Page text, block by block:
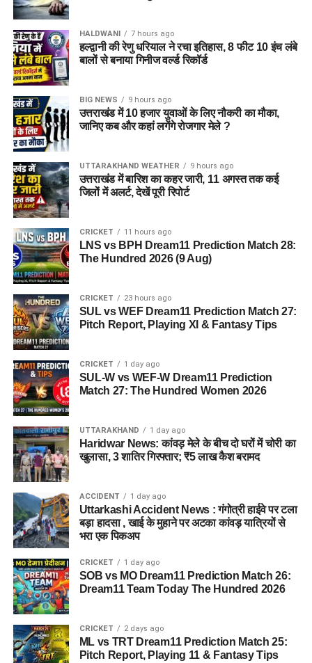
HALDWANI 7 hours ago
हल्द्वानी की रेणु धरियाल ने रचा इतिहास, 8 फीट 10 इंच लंबे
बालों से बनाया गिनीज वर्ल्ड रिकॉर्ड
BIG NEWS 9 hours ago
उत्तराखंड में 10 हजार युवाओं के लिए नौकरी का मौका,
जानिए कब और कहां लगेंगे रोजगार मेले ?
UTTARAKHAND WEATHER 9 hours ago
उत्तराखंड में बारिश का कहर जारी, 11 अगस्त तक कई
जिलों में अलर्ट, देखें पूरी रिपोर्ट
CRICKET 11 hours ago
LNS vs BPH Dream11 Prediction Match 28:
The Hundred 2026 (9 Aug)
CRICKET 23 hours ago
SUL vs WEF Dream11 Prediction Match 27:
Pitch Report, Playing XI & Fantasy Tips
CRICKET 1 day ago
SUL-W vs WEF-W Dream11 Prediction
Match 27: The Hundred Women 2026
UTTARAKHAND 1 day ago
Haridwar News: कांवड़ मेले के बीच दो घरों में चोरी का
खुलासा, 3 शातिर गिरफ्तार; ₹5 लाख कैश बरामद
ACCIDENT 1 day ago
Uttarkashi Accident News : गंगोत्री हाईवे पर टला
बड़ा हादसा , खाई के मुहाने पर अटका कांवड़ यात्रियों से
भरा एक पिकअप
CRICKET 1 day ago
SOB vs MO Dream11 Prediction Match 26:
Dream11 Team Today The Hundred 2026
CRICKET 2 days ago
ML vs TRT Dream11 Prediction Match 25:
Pitch Report, Playing 11 & Fantasy Tips